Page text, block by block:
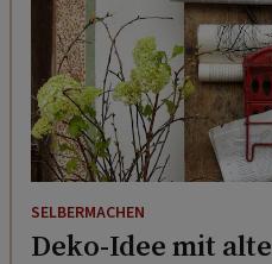
SELBERMACHEN
Deko-Idee mit